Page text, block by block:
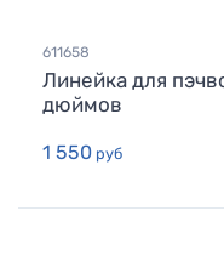
611658
Линейка для
дюймов
1 550 руб